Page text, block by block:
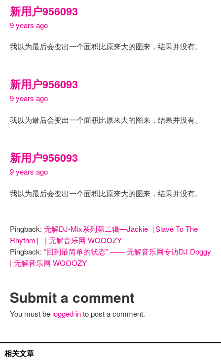
新用户956093
9 years ago
我以为最后会变出一个面积比原来大的图来，结果并没有。
新用户956093
9 years ago
我以为最后会变出一个面积比原来大的图来，结果并没有。
新用户956093
9 years ago
我以为最后会变出一个面积比原来大的图来，结果并没有。
Pingback: 无解DJ-Mix系列第二辑—Jackie［Slave To The
Rhythm］ | 无解音乐网 WOOOZY
Pingback: “回到最简单的状态” —— 无解音乐网专访DJ Doggy
| 无解音乐网 WOOOZY
Submit a comment
You must be logged into post a comment.
相关文章
国外艺人